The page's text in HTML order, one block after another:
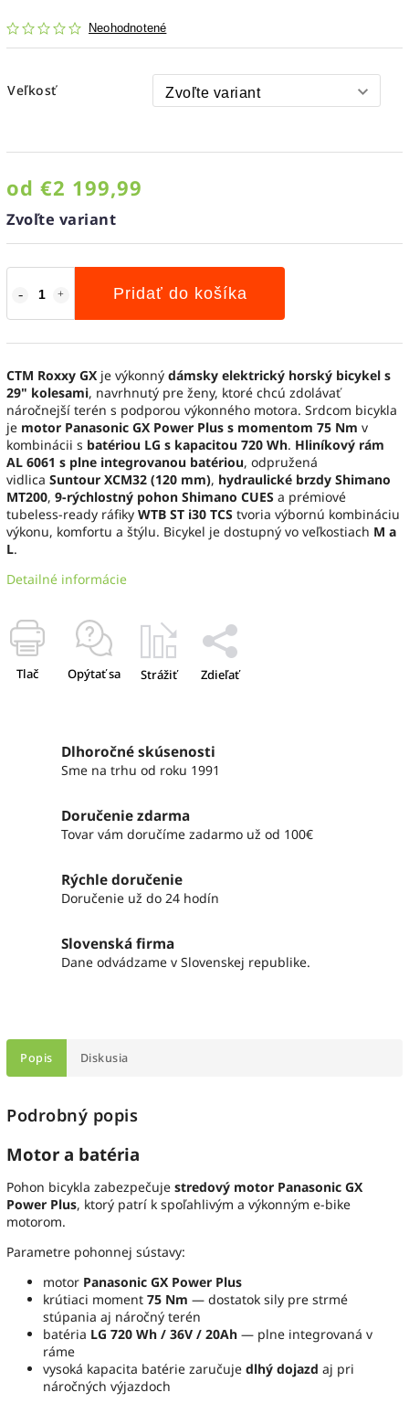
Neohodnotené
Veľkosť
od €2 199,99
Zvoľte variant
Pridať do košíka
CTM Roxxy GX je výkonný dámsky elektrický horský bicykel s
29" kolesami, navrhnutý pre ženy, ktoré chcú zdolávať
náročnejší terén s podporou výkonného motora. Srdcom bicykla
je motor Panasonic GX Power Plus s momentom 75 Nm v
kombinácii s batériou LG s kapacitou 720 Wh. Hliníkový rám
AL 6061 s plne integrovanou batériou, odpružená
vidlica Suntour XCM32 (120 mm), hydraulické brzdy Shimano
MT200, 9‑rýchlostný pohon Shimano CUES a prémiové
tubeless-ready ráfiky WTB ST i30 TCS tvoria výbornú kombináciu
výkonu, komfortu a štýlu. Bicykel je dostupný vo veľkostiach M a
L.
Detailné informácie
Tlač Opýtať sa Strážiť Zdieľať
Dlhoročné skúsenosti
Sme na trhu od roku 1991
Doručenie zdarma
Tovar vám doručíme zadarmo už od 100€
Rýchle doručenie
Doručenie už do 24 hodín
Slovenská firma
Dane odvádzame v Slovenskej republike.
Popis Diskusia
Podrobný popis
Motor a batéria
Pohon bicykla zabezpečuje stredový motor Panasonic GX
Power Plus, ktorý patrí k spoľahlivým a výkonným e-bike
motorom.
Parametre pohonnej sústavy:
motor Panasonic GX Power Plus
krútiaci moment 75 Nm — dostatok sily pre strmé
stúpania aj náročný terén
batéria LG 720 Wh / 36V / 20Ah — plne integrovaná v
ráme
vysoká kapacita batérie zaručuje dlhý dojazd aj pri
náročných výjazdoch